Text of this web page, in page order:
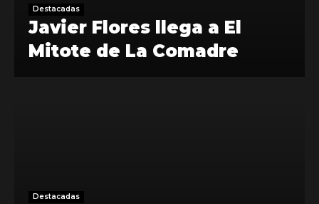
Destacadas
Javier Flores llega a El
Mitote de La Comadre
Destacadas